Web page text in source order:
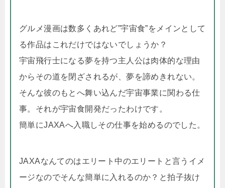
グルメ漫画は数多くあれど”宇宙食”をメインとして
る作品はこれだけではないでしょうか？
宇宙飛行士になる夢を持つ主人公は肉体的な理由
からその道を閉ざされるが、夢を諦めきれない。
そんな彼のもとへ舞い込んだ宇宙事業に関わる仕
事。それが宇宙食開発だったわけです。
簡単にJAXAへ入職しその仕事を始めるのでした。
JAXAなんてのはエリート中のエリートと言うイメ
ージなのでそんな簡単に入れるのか？と拍子抜け